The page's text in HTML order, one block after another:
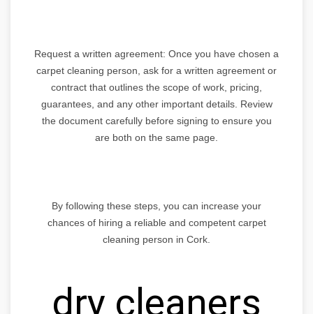
Request a written agreement: Once you have chosen a
carpet cleaning person, ask for a written agreement or
contract that outlines the scope of work, pricing,
guarantees, and any other important details. Review
the document carefully before signing to ensure you
are both on the same page.
By following these steps, you can increase your
chances of hiring a reliable and competent carpet
cleaning person in Cork.
dry cleaners